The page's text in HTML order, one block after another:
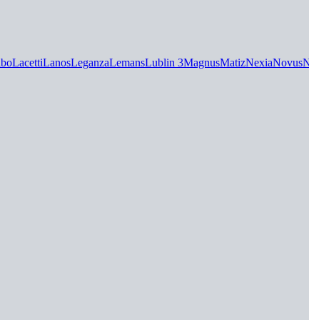
LacettiLanosLeganzaLemansLublin 3MagnusMatizNexiaNovus